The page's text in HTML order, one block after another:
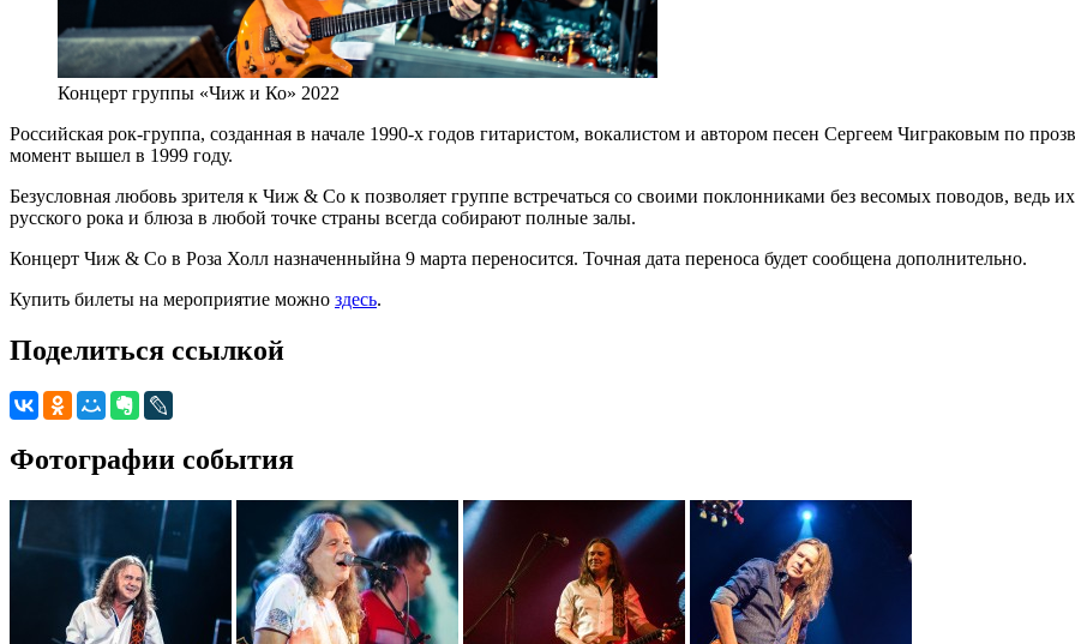
Концерт группы «Чиж и Ко» 2022
Российская рок-группа, созданная в начале 1990-х годов гитаристом, вокалистом и автором песен Сергеем Чиграковым по
момент вышел в 1999 году.
Безусловная любовь зрителя к Чиж & Co к позволяет группе встречаться со своими поклонниками без весомых поводов, ведь
русского рока и блюза в любой точке страны всегда собирают полные залы.
Концерт Чиж & Co в Роза Холл назначенныйна 9 марта переносится. Точная дата переноса будет сообщена дополнительно.
Купить билеты на мероприятие можно здесь.
Поделиться ссылкой
Фотографии события